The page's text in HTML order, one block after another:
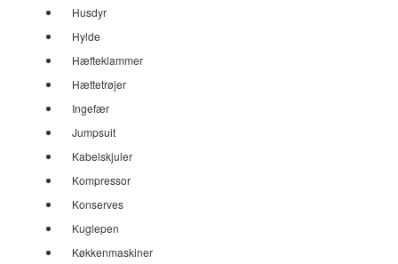
Husdyr
Hylde
Hæfteklammer
Hættetrøjer
Ingefær
Jumpsuit
Kabelskjuler
Kompressor
Konserves
Kuglepen
Køkkenmaskiner